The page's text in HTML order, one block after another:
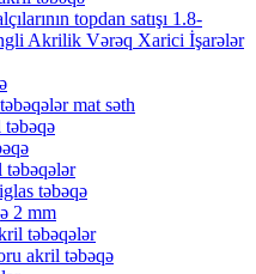
topdan satışı 1.8-
Akrilik Vərəq Xarici İşarələr
mat səth
təbəqələr
təbəqə
2 mm
təbəqələr
akril təbəqə